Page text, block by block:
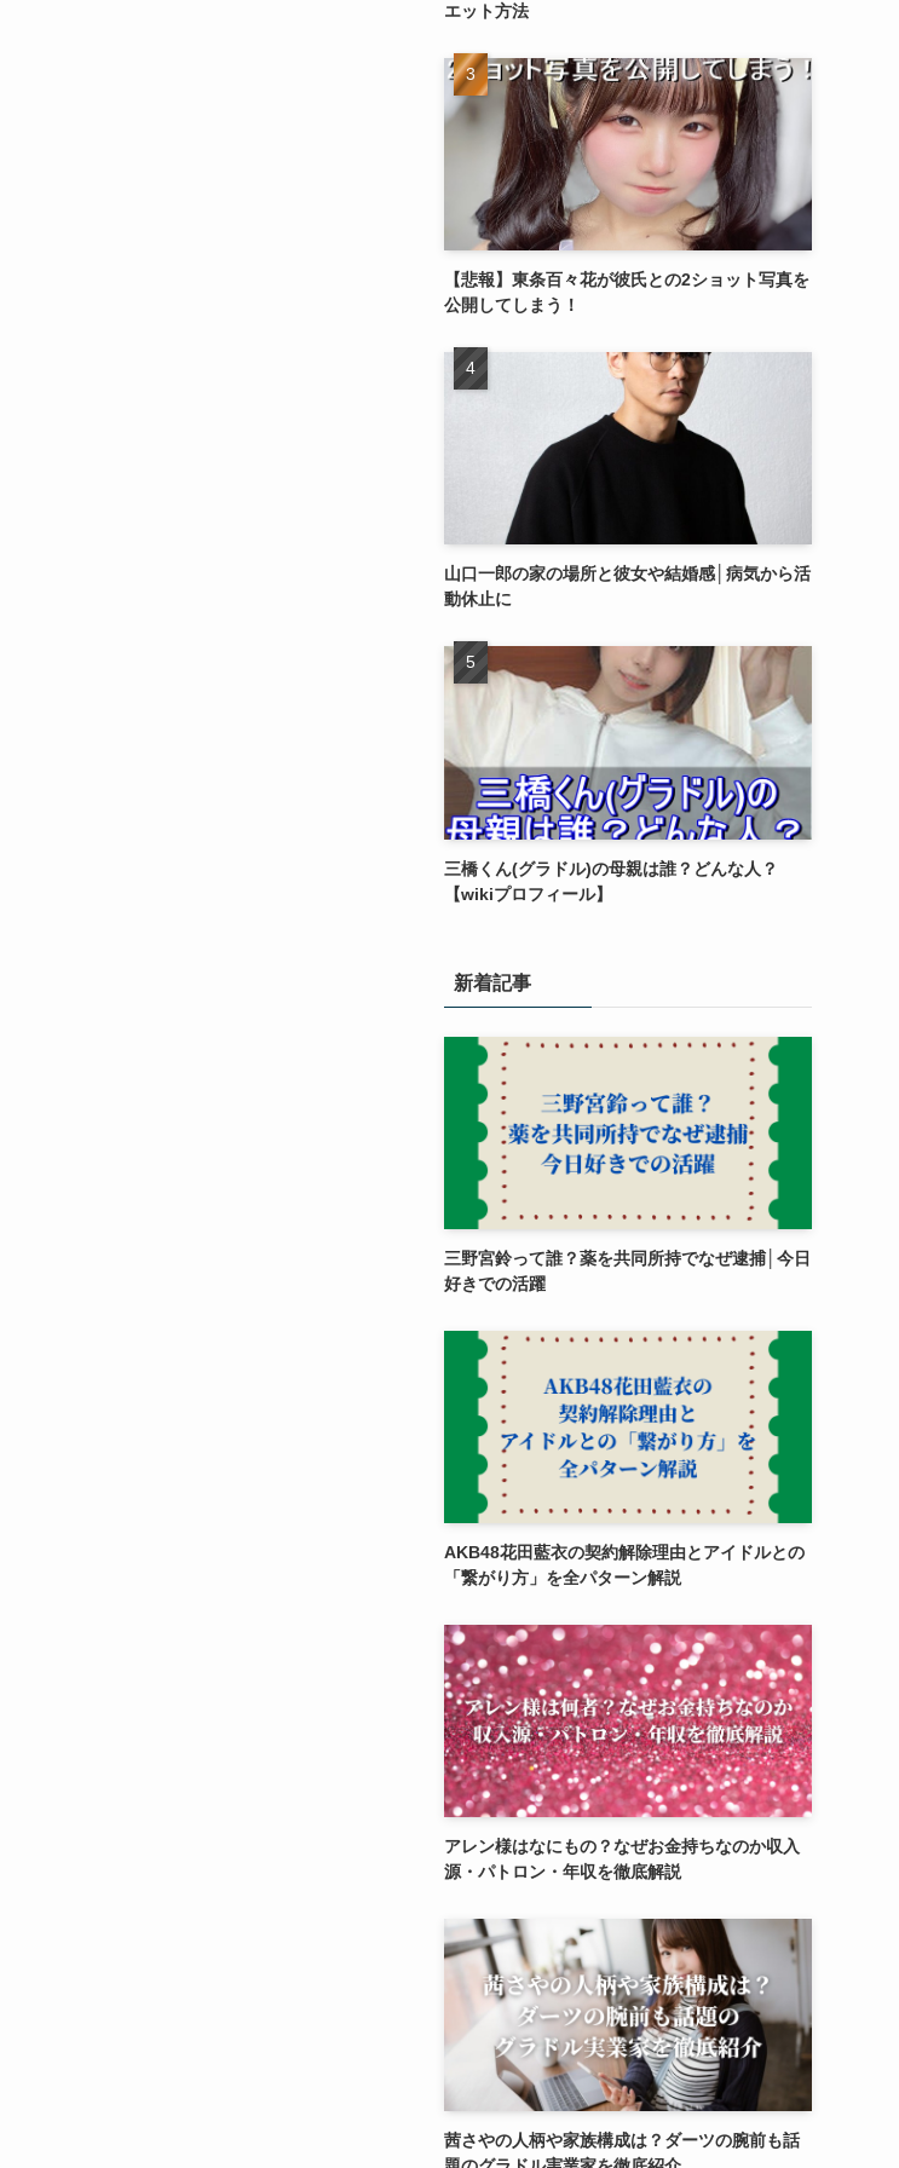
エット方法
【悲報】東条百々花が彼氏との2ショット写真を
公開してしまう！
山口一郎の家の場所と彼女や結婚感│病気から活
動休止に
三橋くん(グラドル)の母親は誰？どんな人？
【wikiプロフィール】
新着記事
三野宮鈴って誰？薬を共同所持でなぜ逮捕│今日
好きでの活躍
AKB48花田藍衣の契約解除理由とアイドルとの
「繋がり方」を全パターン解説
アレン様はなにもの？なぜお金持ちなのか収入
源・パトロン・年収を徹底解説
茜さやの人柄や家族構成は？ダーツの腕前も話